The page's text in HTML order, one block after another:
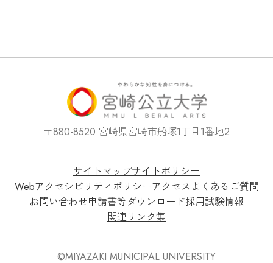
〒880-8520 宮崎県宮崎市船塚1丁目1番地2
サイトマップサイトポリシー
Webアクセシビリティポリシーアクセス よくあるご質問
お問い合わせ申請書等ダウンロード採用試験情報
関連リンク集
©MIYAZAKI MUNICIPAL UNIVERSITY